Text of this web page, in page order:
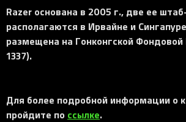
Razer основана в 2005 г., две ее
располагаются в Ирвайне и
размещена на Гонконгской
1337).
Для более подробной информации о
пройдите по ссылке.